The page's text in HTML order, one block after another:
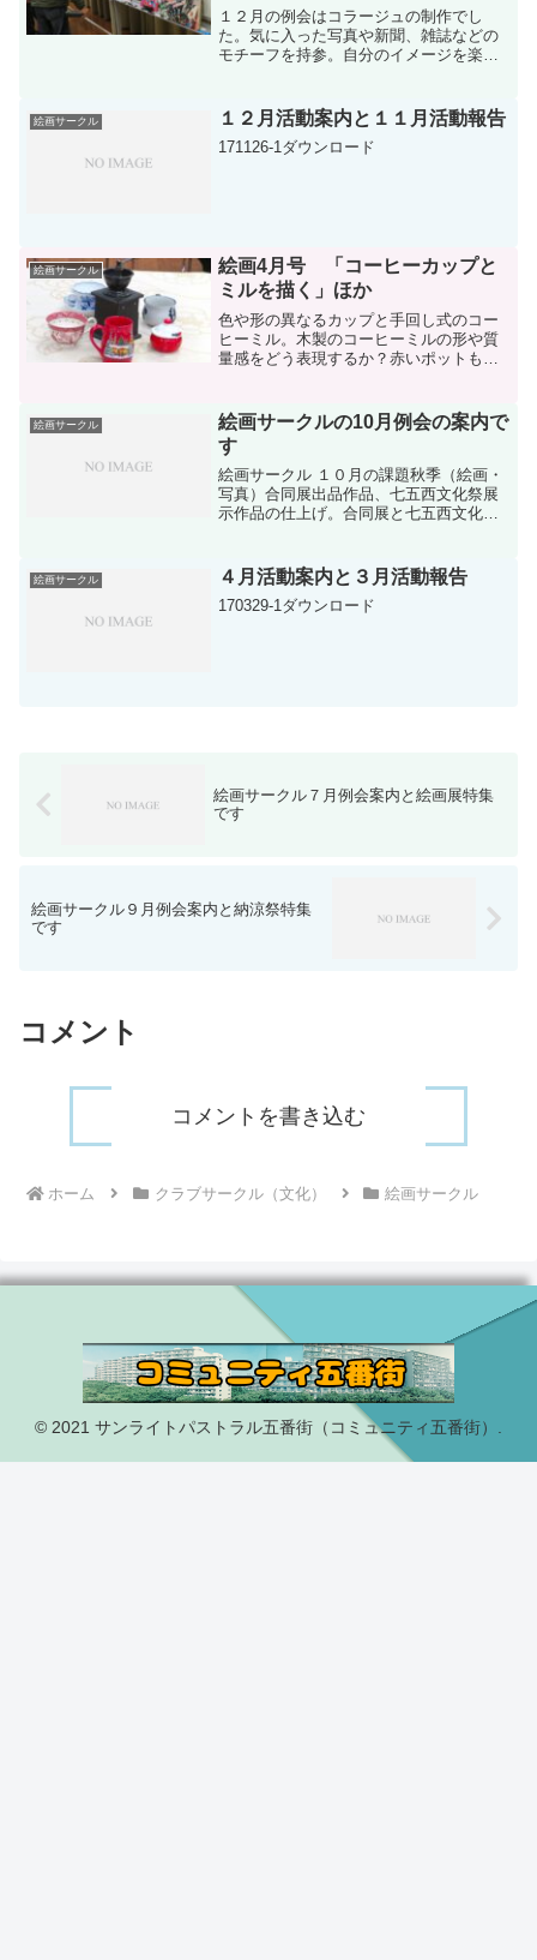
１２月の例会はコラージュの制作でし
た。気に入った写真や新聞、雑誌などの
モチーフを持参。自分のイメージを楽し
り、いつもの絵筆とは違った筆を使って
の墨彩画に挑戦します。
絵画サークル １２月活動案内と１１月活動報告
171126-1ダウンロード
絵画サークル
絵画4月号 「コーヒーカップと
ミルを描く」ほか
色や形の異なるカップと手回し式のコー
ヒーミル。木製のコーヒーミルの形や質
量感をどう表現するか？赤いポットもア
ら・・。毎回、新たな気持ちで挑戦して
います。
絵画サークル
絵画サークルの10月例会の案内で
す
絵画サークル １０月の課題秋季（絵画・
写真）合同展出品作品、七五西文化祭展
示作品の仕上げ。合同展と七五西文化祭
化祭展示作の仕上げ。＊用意するも
の： 油彩画...
絵画サークル ４月活動案内と３月活動報告
170329-1ダウンロード
絵画サークル７月例会案内と絵画展特集
です
絵画サークル９月例会案内と納涼祭特集
です
コメント
コメントを書き込む
ホーム クラブサークル（文化） 絵画サークル
© 2021 サンライトパストラル五番街（コミュニティ五番街）.